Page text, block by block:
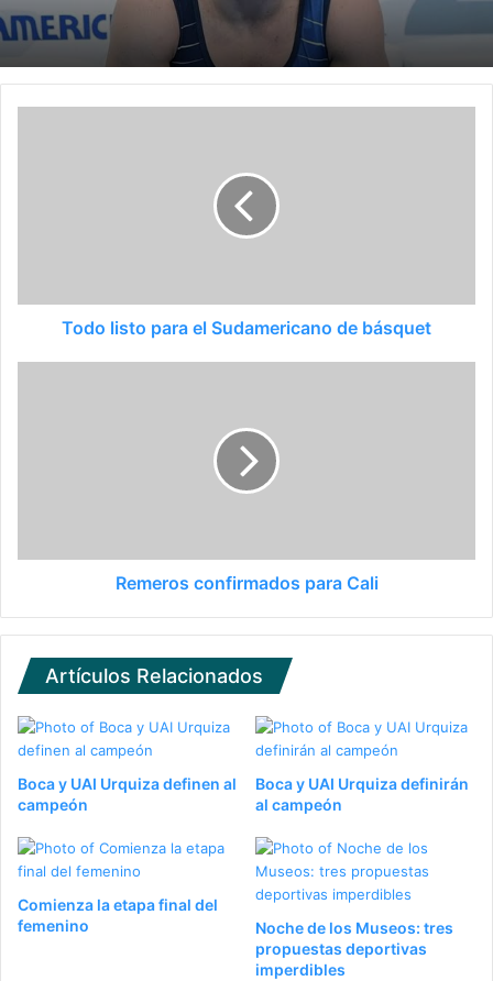
Todo listo para el Sudamericano de básquet
Remeros confirmados para Cali
Artículos Relacionados
Boca y UAI Urquiza definen al
campeón
Boca y UAI Urquiza definirán
al campeón
Comienza la etapa final del
femenino
Noche de los Museos: tres
propuestas deportivas
imperdibles